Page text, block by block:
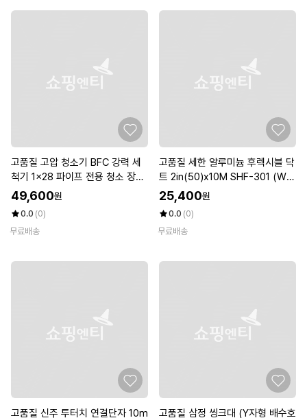
고품질 고압 청소기 BFC 강력 세
척기 1x28 파이프 전용 청소 장비
(WFKKMKX)
49,600원
0.0 (0)
무료배송
고품질 세한 알루미늄 후렉시블 닥
트 2in(50)x10M SHF-301 (W1
5ED3A)
25,400원
0.0 (0)
무료배송
고품질 신주 투터치 연결단자 10m
고품질 삼정 씽크대 (Y자형 배수호